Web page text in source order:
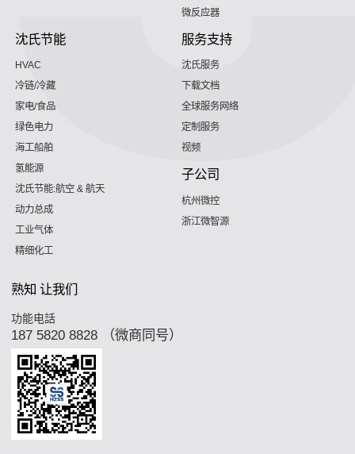
微反应器
沈氏节能
HVAC
冷链/冷藏
家电/食品
绿色电力
海工船舶
氢能源
沈氏节能:航空 & 航天
动力总成
工业气体
精细化工
服务支持
沈氏服务
下载文档
全球服务网络
定制服务
视频
子公司
杭州微控
浙江微智源
熟知 让我们
功能电話
187 5820 8828 （微商同号）